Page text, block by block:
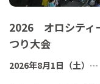
2026 オロシティ
つり大会
2026年8月1日（土）